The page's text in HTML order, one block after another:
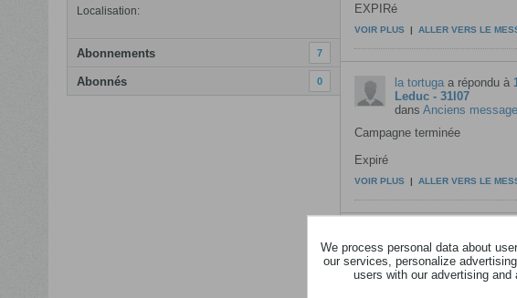
Localisation:
Abonnements 7
Abonnés 0
EXPIRé
VOIR PLUS | ALLER VERS LE
la tortugaa répondu à
Leduc - 31l07
dans Anciens
Campagne terminée
Expiré
VOIR PLUS | ALLER VERS LE
dansConcours
Expiré
We process personal data about
our services, personalize
users with our advertising